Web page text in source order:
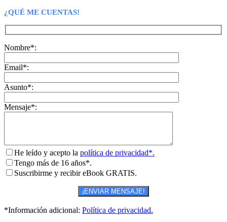
¿QUÉ ME CUENTAS!
Nombre*:
Email*:
Asunto*:
Mensaje*:
He leído y acepto la política de privacidad*.
Tengo más de 16 años*.
Suscribirme y recibir eBook GRATIS.
*Información adicional: Política de privacidad.